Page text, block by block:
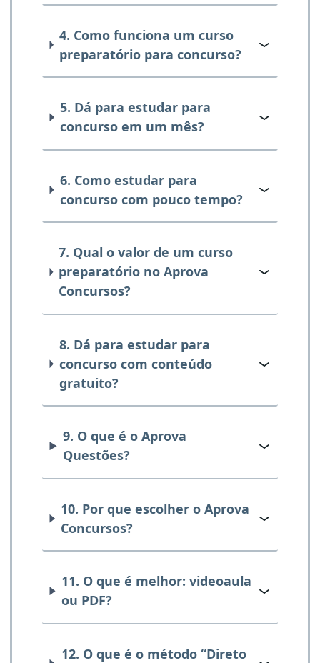
4. Como funciona um curso
preparatório para concurso?
5. Dá para estudar para
concurso em um mês?
6. Como estudar para
concurso com pouco tempo?
7. Qual o valor de um curso
preparatório no Aprova
Concursos?
8. Dá para estudar para
concurso com conteúdo
gratuito?
9. O que é o Aprova
Questões?
10. Por que escolher o Aprova
Concursos?
11. O que é melhor: videoaula
ou PDF?
12. O que é o método “Direto